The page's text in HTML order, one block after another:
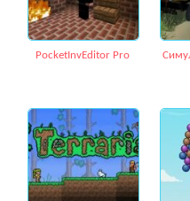
PocketInvEditor Pro